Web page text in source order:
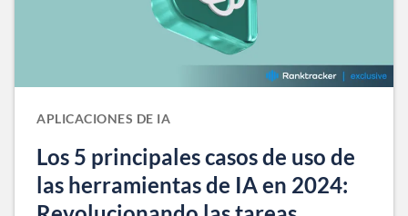
APLICACIONES DE IA
Los 5 principales casos de uso de
las herramientas de IA en 2024: